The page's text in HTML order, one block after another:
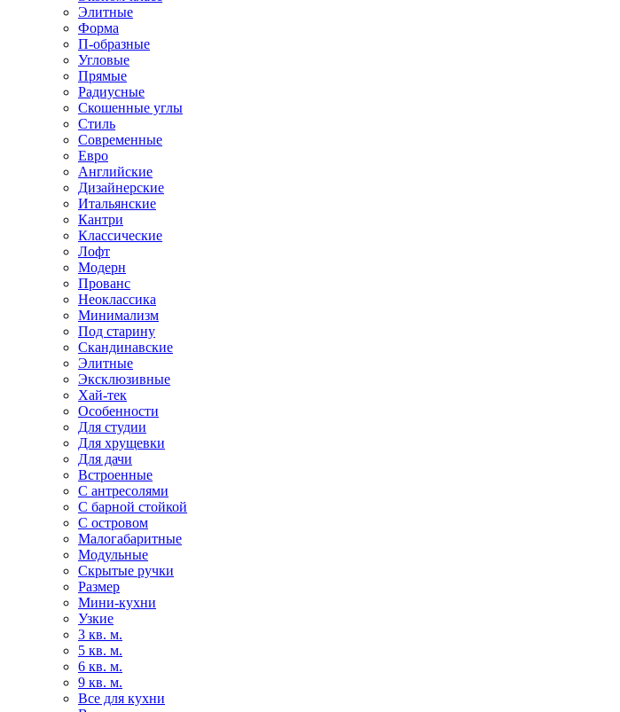
Элитные
Форма
П-образные
Угловые
Прямые
Радиусные
Скошенные углы
Стиль
Современные
Евро
Английские
Дизайнерские
Итальянские
Кантри
Классические
Лофт
Модерн
Прованс
Неоклассика
Минимализм
Под старину
Скандинавские
Элитные
Эксклюзивные
Хай-тек
Особенности
Для студии
Для хрущевки
Для дачи
Встроенные
С антресолями
С барной стойкой
С островом
Малогабаритные
Модульные
Скрытые ручки
Размер
Мини-кухни
Узкие
3 кв. м.
5 кв. м.
6 кв. м.
9 кв. м.
Все для кухни